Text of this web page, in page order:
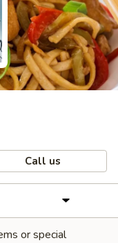
Call us
or special